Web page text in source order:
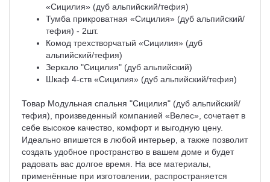
«Сицилия» (дуб альпийский/тефия)
Тумба прикроватная «Сицилия» (дуб альпийский/
тефия) - 2шт.
Комод трехстворчатый «Сицилия» (дуб
альпийский/тефия)
Зеркало "Сицилия" (дуб альпийский)
Шкаф 4-ств «Сицилия» (дуб альпийский/тефия)
Товар Модульная спальня "Сицилия" (дуб альпийский/
тефия), произведенный компанией «Велес», сочетает в
себе высокое качество, комфорт и выгодную цену.
Идеально впишется в любой интерьер, а также позволит
создать удобное пространство в вашем доме и будет
радовать вас долгое время. На все материалы,
применённые при изготовлении, распространяется